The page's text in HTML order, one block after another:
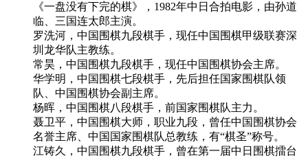
《一盘没有下完的棋》，1982年中日合拍电影，由孙道
临、三国连太郎主演。
罗洗河，中国围棋九段棋手，现任中国围棋甲级联赛深
圳龙华队主教练。
常昊，中国围棋九段棋手，现任中国围棋协会主席。
华学明，中国围棋七段棋手，先后担任国家围棋队领
队、中国围棋协会副主席。
杨晖，中国围棋八段棋手，前国家围棋队主力。
聂卫平，中国围棋大师，职业九段，曾任中国围棋协会
名誉主席、中国国家围棋队总教练，有“棋圣”称号。
江铸久，中国围棋九段棋手，曾在第一届中日围棋擂台